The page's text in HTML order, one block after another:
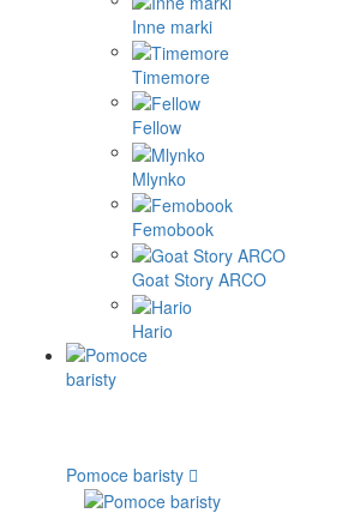
Inne marki
Timemore
Fellow
Mlynko
Femobook
Goat Story ARCO
Hario
Pomoce baristy